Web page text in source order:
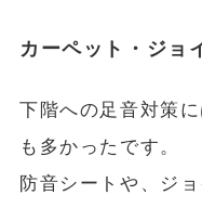
カーペット・ジョ
下階への足音対策
も多かったです。
防音シートや、ジ